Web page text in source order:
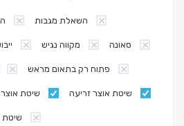
השאלת מגבות
מקווה נגיש סאונה
פתוח רק בתאום מראש
שיטת שיטת אוצר זריעה
שיטת